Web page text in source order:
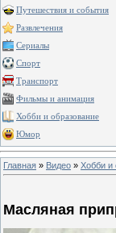
Путешествия и события
Развлечения
Сериалы
Спорт
Транспорт
Фильмы и анимация
Хобби и образование
Юмор
Главная » Видео » Хобби и
Масляная